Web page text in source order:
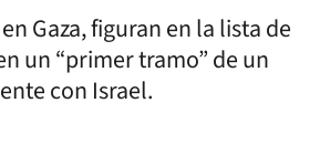
Gaza, figuran en la lista de
un “primer tramo” de un
con Israel.